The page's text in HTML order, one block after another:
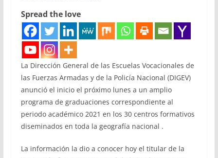
Spread the love
La Dirección General de las Escuelas Vocacionales de
las Fuerzas Armadas y de la Policía Nacional (DIGEV)
anunció el inicio el próximo lunes a un amplio
programa de graduaciones correspondiente al
periodo académico 2021 en los 30 centros formativos
diseminados en toda la geografía nacional .
La información la dio a conocer hoy el titular de la